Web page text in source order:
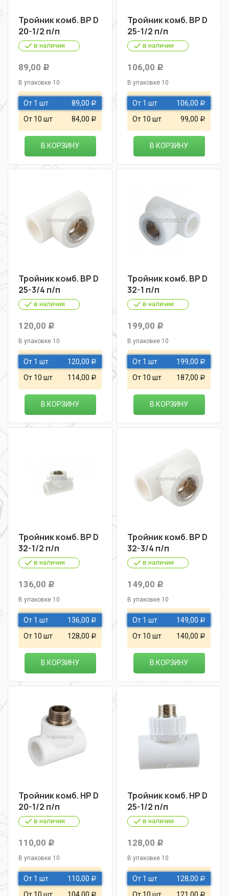
Тройник комб. ВР D
20-1/2 п/п
в наличии
89,00 Р
В упаковке 10
От 1 шт 89,00 Р
От 10 шт 84,00 Р
В КОРЗИНУ
Тройник комб. ВР D
25-1/2 п/п
в наличии
106,00 Р
В упаковке 10
От 1 шт 106,00 Р
От 10 шт 99,00 Р
В КОРЗИНУ
Тройник комб. ВР D
25-3/4 п/п
в наличии
120,00 Р
В упаковке 10
От 1 шт 120,00 Р
От 10 шт 114,00 Р
В КОРЗИНУ
Тройник комб. ВР D
32-1 п/п
в наличии
199,00 Р
В упаковке 10
От 1 шт 199,00 Р
От 10 шт 187,00 Р
В КОРЗИНУ
Тройник комб. ВР D
32-1/2 п/п
в наличии
136,00 Р
В упаковке 10
От 1 шт 136,00 Р
От 10 шт 128,00 Р
В КОРЗИНУ
Тройник комб. ВР D
32-3/4 п/п
в наличии
149,00 Р
В упаковке 10
От 1 шт 149,00 Р
От 10 шт 140,00 Р
В КОРЗИНУ
Тройник комб. НР D
20-1/2 п/п
в наличии
110,00 Р
В упаковке 10
От 1 шт 110,00 Р
Р
Тройник комб. НР D
25-1/2 п/п
в наличии
128,00 Р
В упаковке 10
От 1 шт 128,00 Р
Р